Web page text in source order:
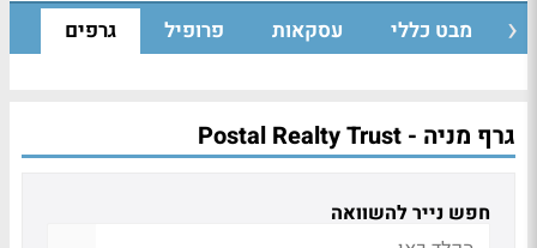
מבט כללי עסקאות פרופיל גרפים
גרף מניה - Postal Realty Trust
חפש נייר להשוואה